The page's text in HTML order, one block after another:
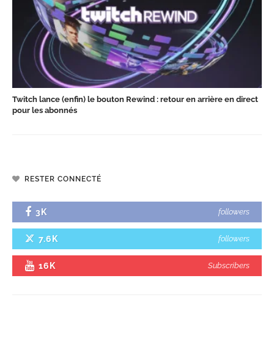
Twitch lance (enfin) le bouton Rewind : retour en arrière en direct
pour les abonnés
RESTER CONNECTÉ
3K followers
7.6K followers
16K Subscribers